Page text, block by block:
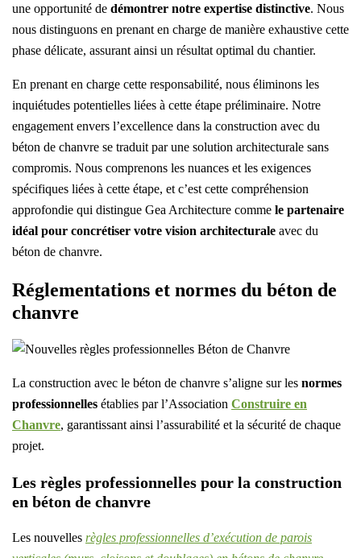
une opportunité de démontrer notre expertise distinctive. Nous
nous distinguons en prenant en charge de manière exhaustive cette
phase délicate, assurant ainsi un résultat optimal du chantier.
En prenant en charge cette responsabilité, nous éliminons les
inquiétudes potentielles liées à cette étape préliminaire. Notre
engagement envers l’excellence dans la construction avec du
béton de chanvre se traduit par une solution architecturale sans
compromis. Nous comprenons les nuances et les exigences
spécifiques liées à cette étape, et c’est cette compréhension
approfondie qui distingue Gea Architecture comme le partenaire
idéal pour concrétiser votre vision architecturale avec du
béton de chanvre.
Réglementations et normes du béton de
chanvre​
La construction avec le béton de chanvre s’aligne sur les normes
professionnelles établies par l’Association Construire en
Chanvre, garantissant ainsi l’assurabilité et la sécurité de chaque
projet.
Les règles professionnelles pour la construction
en béton de chanvre
Les nouvelles règles professionnelles d’exécution de parois